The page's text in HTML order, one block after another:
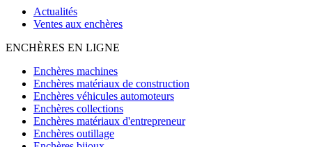
Actualités
Ventes aux enchères
ENCHÈRES EN LIGNE
Enchères machines
Enchères matériaux de construction
Enchères véhicules automoteurs
Enchères collections
Enchères matériaux d'entrepreneur
Enchères outillage